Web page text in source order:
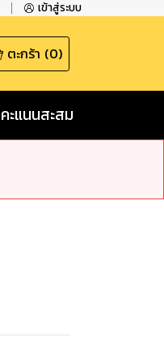
เข้าสู่ระบบ
ตะกร้า (0)
คะแนนสะสม